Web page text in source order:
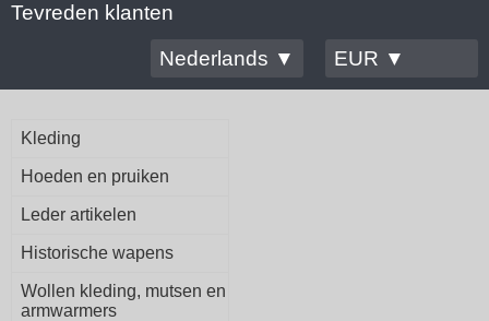
Tevreden klanten
Nederlands ▼
EUR ▼
Kleding
Hoeden en pruiken
Leder artikelen
Historische wapens
Wollen kleding, mutsen en
armwarmers